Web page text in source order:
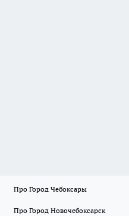
Про Город Чебоксары
Про Город Новочебоксарск